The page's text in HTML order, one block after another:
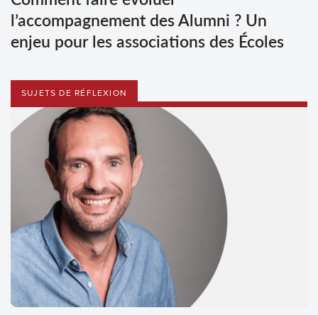
l’accompagnement des Alumni ? Un
enjeu pour les associations des Écoles
SUJETS DE RÉFLEXION